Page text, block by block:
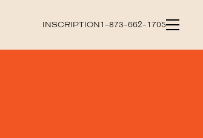
INSCRIPTION 1-873-662-1705